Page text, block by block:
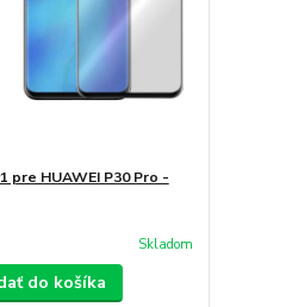
pre HUAWEI P30 Pro -
Skladom
do košíka